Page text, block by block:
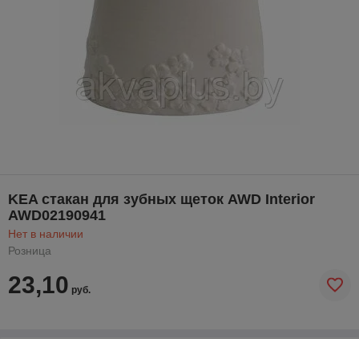
KEA стакан для зубных щеток AWD Interior
AWD02190941
Нет в наличии
Розница
23,10 руб.